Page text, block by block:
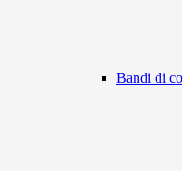
Bandi di